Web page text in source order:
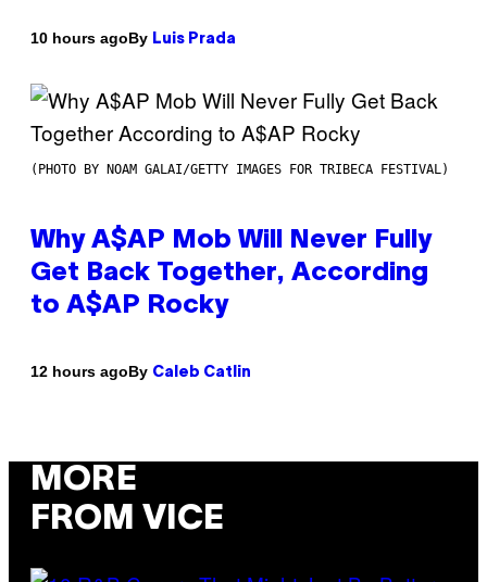
10 hours agoBy Luis Prada
(PHOTO BY NOAM GALAI/GETTY IMAGES FOR TRIBECA FESTIVAL)
Why A$AP Mob Will Never Fully
Get Back Together, According
to A$AP Rocky
12 hours agoBy Caleb Catlin
MORE
FROM VICE